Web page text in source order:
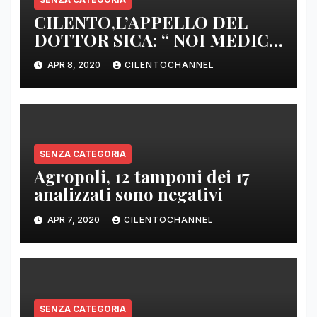
CILENTO,L’APPELLO DEL
DOTTOR SICA: “ NOI MEDICI
DI BASE SIAMO SENZA ARMI
E SENZA PRESIDI”
APR 8, 2020 CILENTOCHANNEL
SENZA CATEGORIA
Agropoli, 12 tamponi dei 17
analizzati sono negativi
APR 7, 2020 CILENTOCHANNEL
SENZA CATEGORIA